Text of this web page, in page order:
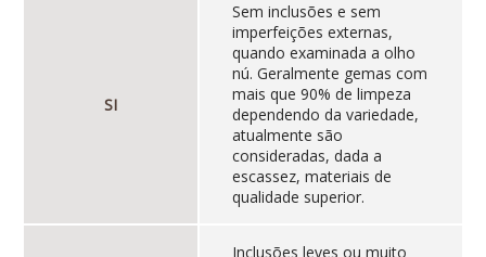
SI
Sem inclusões e sem
imperfeições externas,
quando examinada a olho
nú. Geralmente gemas com
mais que 90% de limpeza
dependendo da variedade,
atualmente são
consideradas, dada a
escassez, materiais de
qualidade superior.
Inclusões leves ou muito